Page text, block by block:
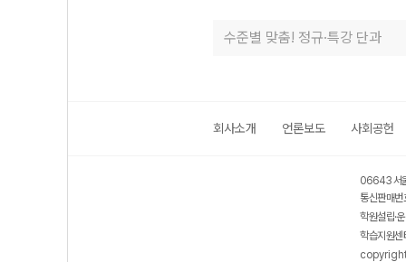
수준별 맞춤! 정규·특강 단과
회사소개 언론보도 사회공헌
06643 서
통신판매
학원설립·
학습지원